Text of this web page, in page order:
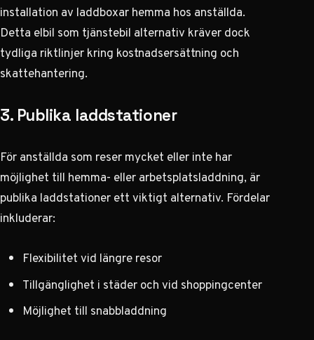
installation av laddboxar hemma hos anställda.
Detta elbil som tjänstebil alternativ kräver dock
tydliga riktlinjer kring kostnadsersättning och
skattehantering.
3. Publika laddstationer
För anställda som reser mycket eller inte har
möjlighet till hemma- eller arbetsplatsladdning, är
publika laddstationer ett viktigt alternativ. Fördelar
inkluderar:
Flexibilitet vid längre resor
Tillgänglighet i städer och vid shoppingcenter
Möjlighet till snabbladdning